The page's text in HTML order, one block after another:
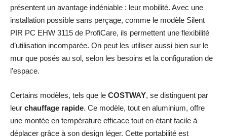
présentent un avantage indéniable : leur mobilité. Avec une
installation possible sans perçage, comme le modèle Silent
PIR PC EHW 3115 de ProfiCare, ils permettent une flexibilité
d’utilisation incomparée. On peut les utiliser aussi bien sur le
mur que posés au sol, selon les besoins et la configuration de
l’espace.
Certains modèles, tels que le COSTWAY, se distinguent par
leur chauffage rapide. Ce modèle, tout en aluminium, offre
une montée en température efficace tout en étant facile à
déplacer grâce à son design léger. Cette portabilité est